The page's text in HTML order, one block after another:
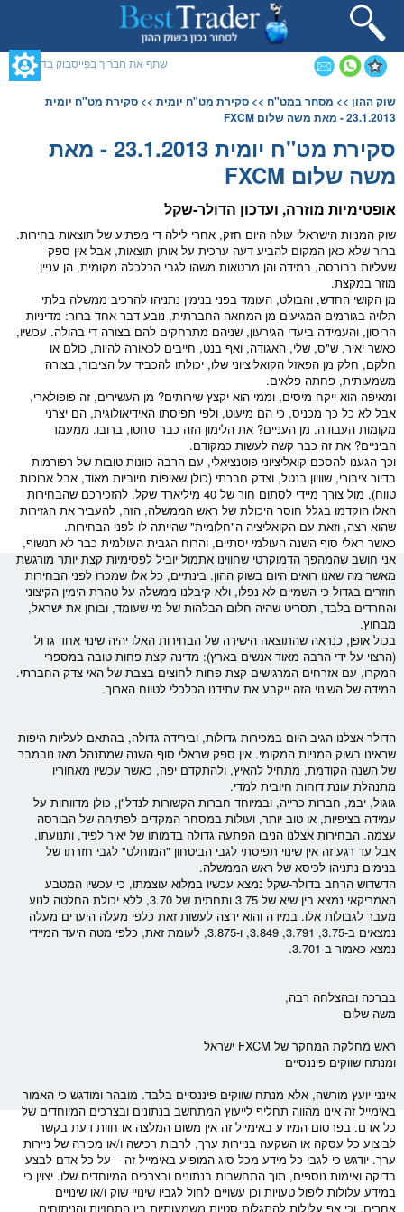
אינטרנט,
לחץ
שתף את חבריך בפייסבוק בדף זה
המרכזי,
באפשרותך
אנטר
כדי
לדלג
לאזור
שוק ההון >> מסחר במט"ח >> סקירת מט"ח יומית>> סקירת מט"ח יומית
23.1.2013 - מאת משה שלום FXCM
סקירת מט"ח יומית 23.1.2013 - מאת
משה שלום FXCM
אופטימיות מוזרה, ועדכון הדולר-שקל
שוק המניותהישראלי עולה היום חזק, אחרי לילה די מפתיע של תוצאות בחירות.
ברור שלא כאן המקום להביע דעה ערכית על אותן תוצאות, אבל אין ספק
שעליות בבורסה, במידה והן מבטאות משהו לגבי הכלכלה מקומית, הן עניין
מוזר במקצת.
מן הקושי החדש, והבולט, העומד בפני בנימין נתניהו להרכיב ממשלה בלתי
תלויה בגורמים המגיעים מן המחאה החברתית, נובע דבר אחד ברור: מדיניות
הריסון, והעמידה ביעדי הגירעון, שניהם מתרחקים להם בצורה די בהולה. עכשיו,
כאשר יאיר, ש"ס, שלי, האגודה, ואף בנט, חייבים לכאורה להיות, כולם או
חלקם, חלק מן הפאזל הקואליציוני שלו, יכולתו להכביד על הציבור, בצורה
משמעותית, פחתה פלאים.
ומאיפה הוא ייקח מיסים, וממי הוא יקצץ שירותים? מן העשירים, זה פופולארי,
אבל לא כל כך מכניס, כי הם מיעוט, ולפי תפיסתו האידיאולוגית, הם יצרני
מקומות העבודה. מן העניים? את הלימון הזה כבר סחטו, ברובו. ממעמד
הביניים? את זה כבר קשה לעשות כמקודם.
וכך הגענו להסכם קואליציוני פוטנציאלי, עם הרבה כוונות טובות של רפורמות
בדיור ציבורי, שוויון בנטל, וצדק חברתי (כולן שאיפות חיוביות מאוד, אבל ארוכות
טווח), מול צורך מיידי לסתום חור של 40 מיליארד
שקל. להזכירכם שהבחירות
האלו הוקדמו בגלל חוסר היכולת של ראש הממשלה, הזה, להעביר את הגזירות
שהוא רצה, וזאת עם הקואליציה ה"חלומית" שהייתה לו לפני הבחירות.
כאשר ראלי סוף השנה העולמי יסתיים, והרוח הגבית העולמית כבר לא תנשוף,
אני חושב שהמהפך הדמוקרטי שחווינו אתמול יוביל לפסימיות קצת יותר מורגשת
מאשר מה שאנו רואים היום בשוק ההון. בינתיים, כל אלו שמכרו לפני הבחירות
חוזרים בגדול כי השמיים לא נפלו, ולא קיבלנו ממשלה על טהרת הימין הקיצוני
והחרדים בלבד, תסריט שהיה חלום הבלהות של מי שעומד, ובוחן את ישראל,
מבחוץ.
בכול אופן, כנראה שהתוצאה הישירה של הבחירות האלו יהיה שינוי אחד גדול
(הרצוי על ידי הרבה מאוד אנשים בארץ): מדינה קצת פחות טובה במספרי
המקרו, עם אזרחים המרגישים קצת פחות לחוצים בצבת של האי צדק החברתי.
המידה של השינוי הזה ייקבע את עתידנו הכלכלי לטווח הארוך.
הדולראצלנו הגיב היום במכירות גדולות, ובירידה גדולה, בהתאם לעליות היפות
שראינו בשוק המניותהמקומי. אין ספק שראלי סוף השנה שמתנהל מאז נובמבר
של השנה הקודמת, מתחיל להאיץ, ולהתקדם יפה, כאשר עכשיו מאחוריו
מתנהלת עונת דוחות חיובית למדי.
גוגול, יבמ, חברות כרייה, ובמיוחד חברות הקשורות לנדל"ן, כולן מדווחות על
עמידה בציפיות, או טוב יותר, ועולות במסחרהמקדים לפתיחה של הבורסה
עצמה. הבחירות אצלנו הניבו הפתעה גדולה בדמותו של יאיר לפיד, ותנועתו,
אבל עד רגע זה אין שינוי תפיסתי לגבי הביטחון "המוחלט" לגבי חזרתו של
בנימים נתניהו לכיסא של ראש הממשלה.
הדשדוש הרחב בדולר-שקלנמצא עכשיו במלוא עוצמתו, כי עכשיו המטבע
האמריקאי נמצא בין שיא של 3.75 ותחתית של 3.70, ללא יכולת החלטה לנוע
מעבר לגבולות אלו. במידה והוא ירצה לעשות זאת כלפי מעלה היעדים מעלה
נמצאים ב-3.75, 3.791, 3.849, ו-3.875, לעומת זאת, כלפי מטה היעד המיידי
נמצא כאמור ב-3.701.
בברכה ובהצלחה רבה,
משה שלום
ראש מחלקת המחקר של FXCM ישראל
ומנתח שווקים פיננסיים
אינני יועץ מורשה, אלא מנתח שווקים פיננסיים בלבד. מובהר ומודגש כי האמור
באימייל זה אינו מהווה תחליף לייעוץ המתחשב בנתונים ובצרכים המיוחדים של
כל אדם. בפרסום המידע באימייל זה אין משום המלצה או חוות דעת בקשר
לביצוע כל עסקה או השקעה בניירות ערך, לרבות רכישה ו/או מכירה של ניירות
ערך. יודגש כי לגבי כל מידע מכל סוג המופיע באימייל זה – על כל אדם לבצע
בדיקה ואימות נוספים, תוך התחשבות בנתונים ובצרכים המיוחדים שלו. יצוין כי
במידע עלולות ליפול טעויות וכן עשויים לחול לגביו שינויי שוק ו/או שינויים
אחרים, וכי אף עלולות להתגלות סטיות משמעותיות בין התחזיות והניתוחים